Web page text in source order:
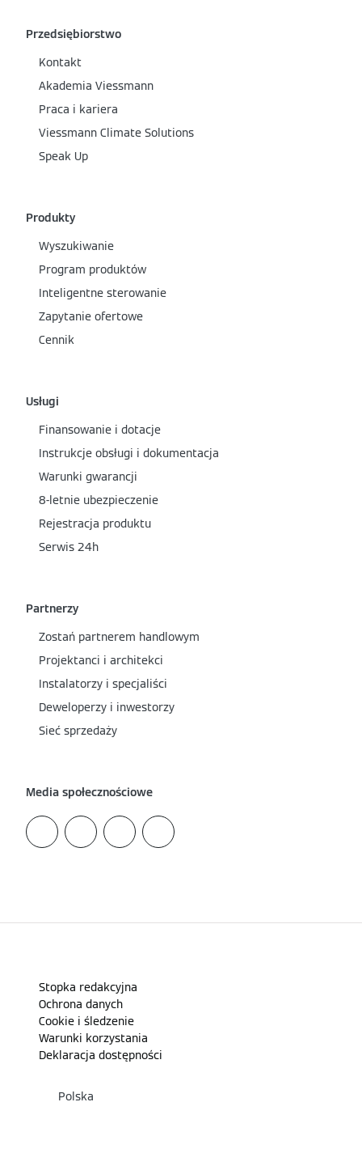
Przedsiębiorstwo
Kontakt
Akademia Viessmann
Praca i kariera
Viessmann Climate Solutions
Speak Up
Produkty
Wyszukiwanie
Program produktów
Inteligentne sterowanie
Zapytanie ofertowe
Cennik
Usługi
Finansowanie i dotacje
Instrukcje obsługi i dokumentacja
Warunki gwarancji
8-letnie ubezpieczenie
Rejestracja produktu
Serwis 24h
Partnerzy
Zostań partnerem handlowym
Projektanci i architekci
Instalatorzy i specjaliści
Deweloperzy i inwestorzy
Sieć sprzedaży
Media społecznościowe
Stopka redakcyjna
Ochrona danych
Cookie i śledzenie
Warunki korzystania
Deklaracja dostępności
Polska